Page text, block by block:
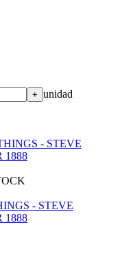
+ unidad
- STEVE
1888